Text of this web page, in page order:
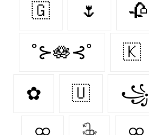
🇬‌ 🌷 🥀
˚⊱🪷⊰˚ 🇰‌
✿ 🇺‌ ꧁